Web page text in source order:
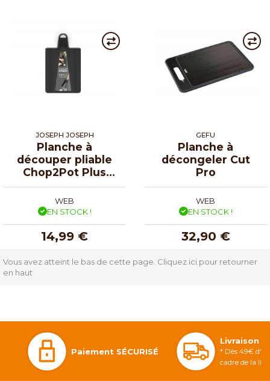
JOSEPH JOSEPH
Planche à
découper pliable
Chop2Pot Plus
noire
WEB
EN STOCK !
14,99 €
GEFU
Planche à
décongeler Cut
Pro
WEB
EN STOCK !
32,90 €
Vous avez atteint le bas de cette page. Cliquez ici pour retourner
en haut
Paiement SÉCURISÉ
Livraison
* Dès 49€
cadre de la